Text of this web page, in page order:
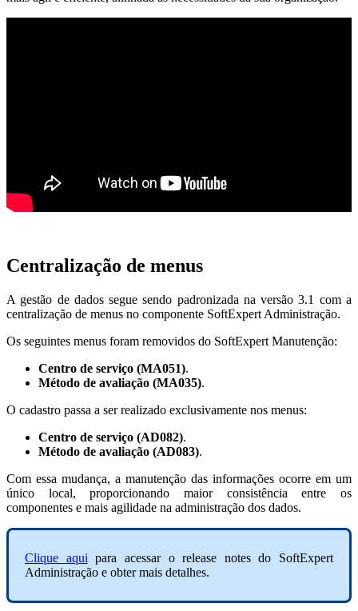
Centralização de menus
A gestão de dados segue sendo padronizada na versão 3.1 com a
centralização de menus no componente SoftExpert Administração.
Os seguintes menus foram removidos do SoftExpert Manutenção:
Centro de serviço (MA051).
Método de avaliação (MA035).
O cadastro passa a ser realizado exclusivamente nos menus:
Centro de serviço (AD082).
Método de avaliação (AD083).
Com essa mudança, a manutenção das informações ocorre em um
único local, proporcionando maior consistência entre os
componentes e mais agilidade na administração dos dados.
Clique aqui para acessar o release notes do SoftExpert
Administração e obter mais detalhes.